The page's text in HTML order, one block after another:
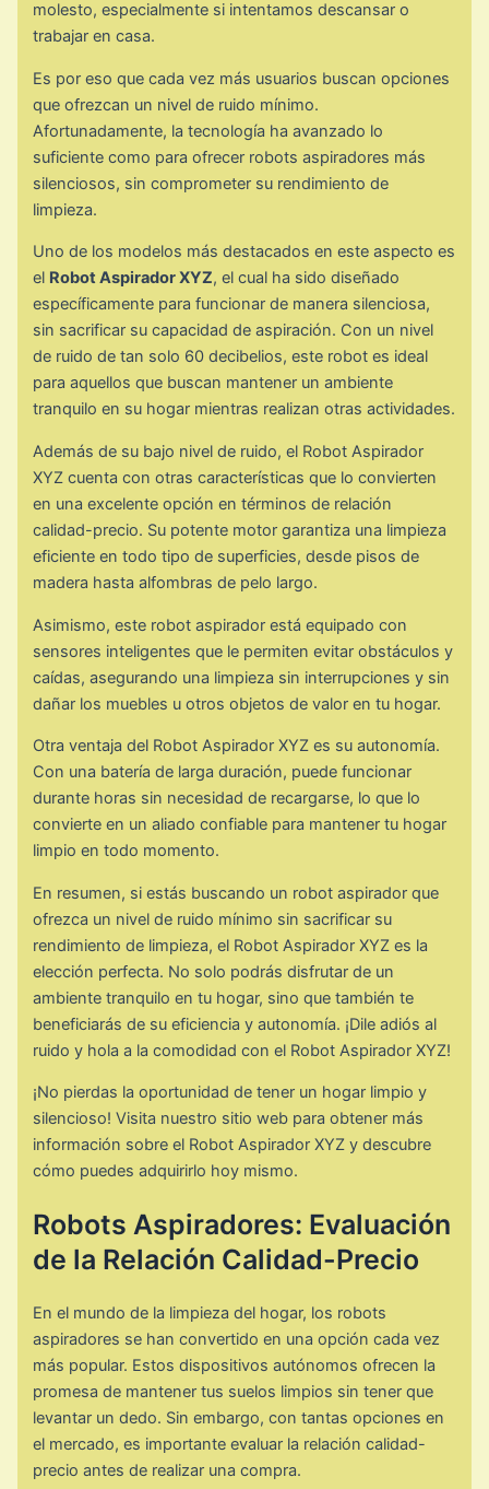
molesto, especialmente si intentamos descansar o
trabajar en casa.
Es por eso que cada vez más usuarios buscan opciones
que ofrezcan un nivel de ruido mínimo.
Afortunadamente, la tecnología ha avanzado lo
suficiente como para ofrecer robots aspiradores más
silenciosos, sin comprometer su rendimiento de
limpieza.
Uno de los modelos más destacados en este aspecto es
el Robot Aspirador XYZ, el cual ha sido diseñado
específicamente para funcionar de manera silenciosa,
sin sacrificar su capacidad de aspiración. Con un nivel
de ruido de tan solo 60 decibelios, este robot es ideal
para aquellos que buscan mantener un ambiente
tranquilo en su hogar mientras realizan otras actividades.
Además de su bajo nivel de ruido, el Robot Aspirador
XYZ cuenta con otras características que lo convierten
en una excelente opción en términos de relación
calidad-precio. Su potente motor garantiza una limpieza
eficiente en todo tipo de superficies, desde pisos de
madera hasta alfombras de pelo largo.
Asimismo, este robot aspirador está equipado con
sensores inteligentes que le permiten evitar obstáculos y
caídas, asegurando una limpieza sin interrupciones y sin
dañar los muebles u otros objetos de valor en tu hogar.
Otra ventaja del Robot Aspirador XYZ es su autonomía.
Con una batería de larga duración, puede funcionar
durante horas sin necesidad de recargarse, lo que lo
convierte en un aliado confiable para mantener tu hogar
limpio en todo momento.
En resumen, si estás buscando un robot aspirador que
ofrezca un nivel de ruido mínimo sin sacrificar su
rendimiento de limpieza, el Robot Aspirador XYZ es la
elección perfecta. No solo podrás disfrutar de un
ambiente tranquilo en tu hogar, sino que también te
beneficiarás de su eficiencia y autonomía. ¡Dile adiós al
ruido y hola a la comodidad con el Robot Aspirador XYZ!
¡No pierdas la oportunidad de tener un hogar limpio y
silencioso! Visita nuestro sitio web para obtener más
información sobre el Robot Aspirador XYZ y descubre
cómo puedes adquirirlo hoy mismo.
Robots Aspiradores: Evaluación
de la Relación Calidad-Precio
En el mundo de la limpieza del hogar, los robots
aspiradores se han convertido en una opción cada vez
más popular. Estos dispositivos autónomos ofrecen la
promesa de mantener tus suelos limpios sin tener que
levantar un dedo. Sin embargo, con tantas opciones en
el mercado, es importante evaluar la relación calidad-
precio antes de realizar una compra.